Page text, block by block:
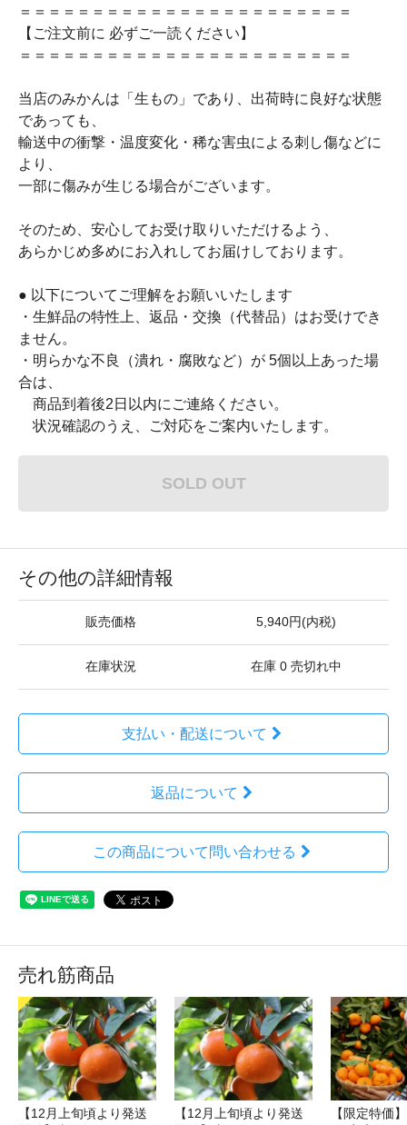
＝＝＝＝＝＝＝＝＝＝＝＝＝＝＝＝＝＝＝＝＝＝＝
【ご注文前に 必ずご一読ください】
＝＝＝＝＝＝＝＝＝＝＝＝＝＝＝＝＝＝＝＝＝＝＝
当店のみかんは「生もの」であり、出荷時に良好な状態
であっても、
輸送中の衝撃・温度変化・稀な害虫による刺し傷などに
より、
一部に傷みが生じる場合がございます。
そのため、安心してお受け取りいただけるよう、
あらかじめ多めにお入れしてお届けしております。
● 以下についてご理解をお願いいたします
・生鮮品の特性上、返品・交換（代替品）はお受けでき
ません。
・明らかな不良（潰れ・腐敗など）が 5個以上あった場
合は、
商品到着後2日以内にご連絡ください。
状況確認のうえ、ご対応をご案内いたします。
SOLD OUT
その他の詳細情報
販売価格 5,940円(内税)
在庫状況 在庫 0 売切れ中
支払い・配送について
返品について
この商品について問い合わせる
売れ筋商品
【12月上旬頃より発送
【12月上旬頃より発送
【限定特価